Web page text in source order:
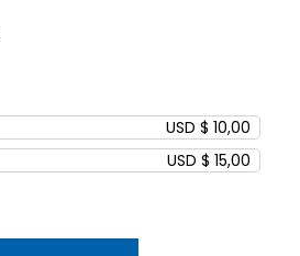
USD $ 10,00
USD $ 15,00